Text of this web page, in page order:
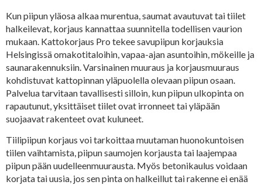
Kun piipun yläosa alkaa murentua, saumat avautuvat tai tiilet
halkeilevat, korjaus kannattaa suunnitella todellisen vaurion
mukaan. Kattokorjaus Pro tekee savupiipun korjauksia
Helsingissä omakotitaloihin, vapaa-ajan asuntoihin, mökeille ja
saunarakennuksiin. Varsinainen muuraus ja korjausmuuraus
kohdistuvat kattopinnan yläpuolella olevaan piipun osaan.
Palvelua tarvitaan tavallisesti silloin, kun piipun ulkopinta on
rapautunut, yksittäiset tiilet ovat irronneet tai yläpään
suojaavat rakenteet ovat kuluneet.
Tiilipiipun korjaus voi tarkoittaa muutaman huonokuntoisen
tiilen vaihtamista, piipun saumojen korjausta tai laajempaa
piipun pään uudelleenmuurausta. Myös betonikaulus voidaan
korjata tai uusia, jos sen pinta on halkeillut tai rakenne ei enää